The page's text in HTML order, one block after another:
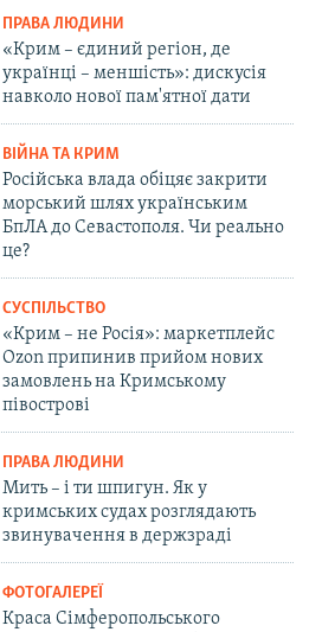
ПРАВА ЛЮДИНИ
«Крим – єдиний регіон, де
українці – меншість»: дискусія
навколо нової пам'ятної дати
ВІЙНА ТА КРИМ
Російська влада обіцяє закрити
морський шлях українським
БпЛА до Севастополя. Чи реально
це?
СУСПІЛЬСТВО
«Крим – не Росія»: маркетплейс
Ozon припинив прийом нових
замовлень на Кримському
півострові
ПРАВА ЛЮДИНИ
Мить – і ти шпигун. Як у
кримських судах розглядають
звинувачення в держзраді
ФОТОГАЛЕРЕЇ
Краса Сімферопольського